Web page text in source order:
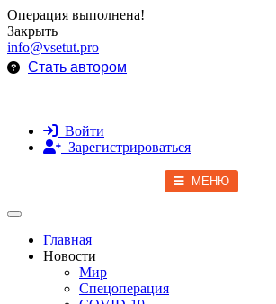
Операция выполнена!
Закрыть
info@vsetut.pro
Стать автором
Войти
Зарегистрироваться
МЕНЮ
Toggle navigation
Главная
Новости
Мир
Спецоперация